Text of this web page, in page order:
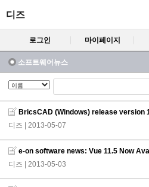
디즈
로그인 마이페이지
소프트웨어뉴스
BricsCAD (Windows) release version
디즈 | 2013-05-07
e-on software news: Vue 11.5 Now
디즈 | 2013-05-03